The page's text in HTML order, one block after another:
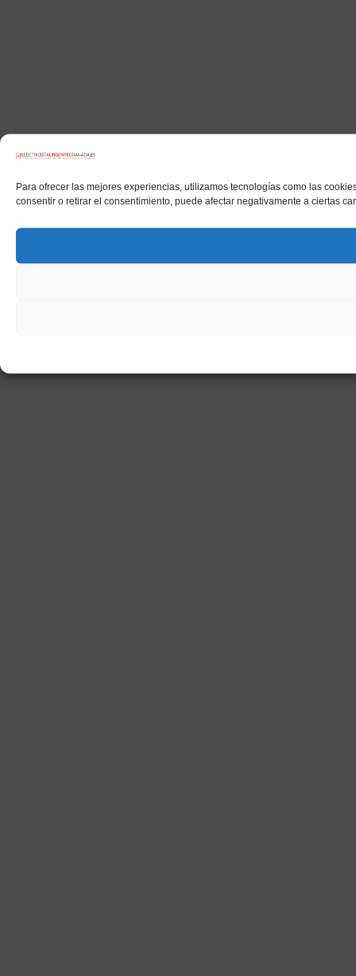
Para ofrecer las mejores experiencias, utilizamos tecnologías como las
consentir o retirar el consentimiento, puede afectar negativamente a ciertas